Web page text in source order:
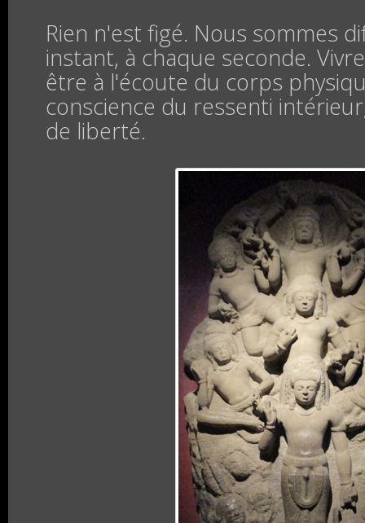
Rien n'est figé. Nous sommes
instant, à chaque seconde.
être à l'écoute du corps
conscience du ressenti
de liberté.